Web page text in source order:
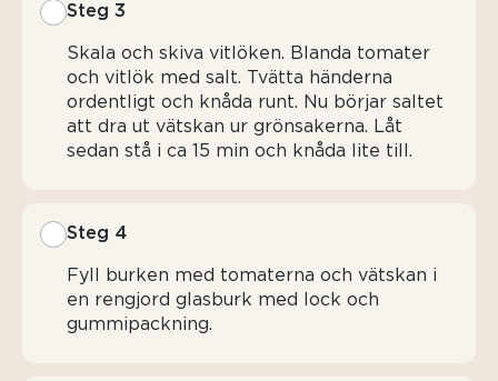
Steg 3
Skala och skiva vitlöken. Blanda tomater
och vitlök med salt. Tvätta händerna
ordentligt och knåda runt. Nu börjar saltet
att dra ut vätskan ur grönsakerna. Låt
sedan stå i ca 15 min och knåda lite till.
Steg 4
Fyll burken med tomaterna och vätskan i
en rengjord glasburk med lock och
gummipackning.